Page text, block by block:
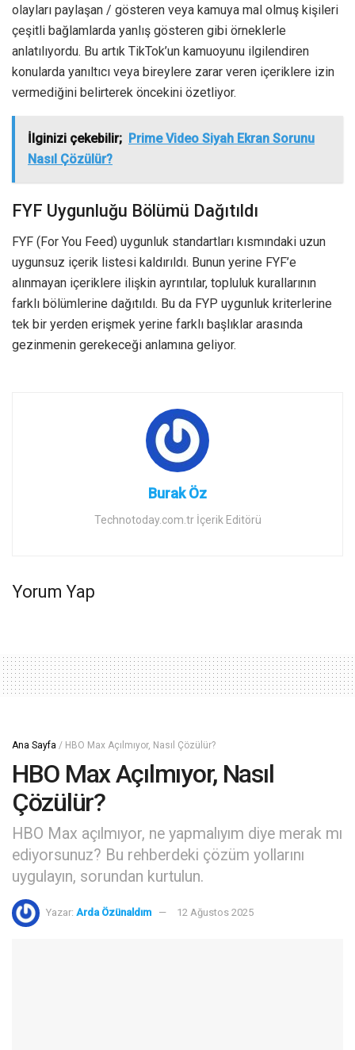
olayları paylaşan / gösteren veya kamuya mal olmuş kişileri
çeşitli bağlamlarda yanlış gösteren gibi örneklerle
anlatılıyordu. Bu artık TikTok’un kamuoyunu ilgilendiren
konularda yanıltıcı veya bireylere zarar veren içeriklere izin
vermediğini belirterek öncekini özetliyor.
İlginizi çekebilir; Prime Video Siyah Ekran Sorunu
Nasıl Çözülür?
FYF Uygunluğu Bölümü Dağıtıldı
FYF (For You Feed) uygunluk standartları kısmındaki uzun
uygunsuz içerik listesi kaldırıldı. Bunun yerine FYF’e
alınmayan içeriklere ilişkin ayrıntılar, topluluk kurallarının
farklı bölümlerine dağıtıldı. Bu da FYP uygunluk kriterlerine
tek bir yerden erişmek yerine farklı başlıklar arasında
gezinmenin gerekeceği anlamına geliyor.
Burak Öz
Technotoday.com.tr İçerik Editörü
Yorum Yap
Ana Sayfa / HBO Max Açılmıyor, Nasıl Çözülür?
HBO Max Açılmıyor, Nasıl
Çözülür?
HBO Max açılmıyor, ne yapmalıyım diye merak mı
ediyorsunuz? Bu rehberdeki çözüm yollarını
uygulayın, sorundan kurtulun.
Yazar: Arda Özünaldım 12 Ağustos 2025